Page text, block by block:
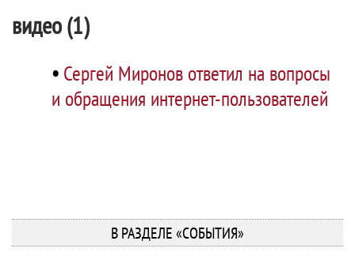
видео (1)
• Сергей Миронов ответил на вопросы
и обращения интернет-пользователей
В РАЗДЕЛЕ «СОБЫТИЯ»